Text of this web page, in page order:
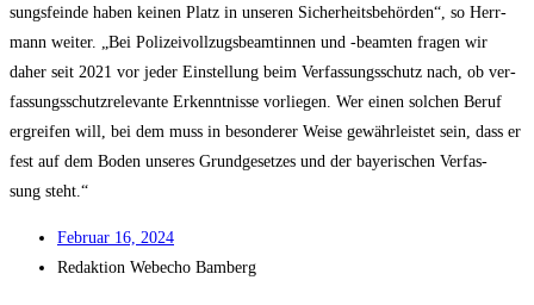
sungs­fein­de haben kei­nen Platz in unse­ren Sicher­heits­be­hör­den“, so Herr­
mann wei­ter. „Bei Poli­zei­voll­zugs­be­am­tin­nen und ‑beam­ten fra­gen wir
daher seit 2021 vor jeder Ein­stel­lung beim Ver­fas­sungs­schutz nach, ob ver­
fas­sungs­schutz­re­le­van­te Erkennt­nis­se vor­lie­gen. Wer einen sol­chen Beruf
ergrei­fen will, bei dem muss in beson­de­rer Wei­se gewähr­leis­tet sein, dass er
fest auf dem Boden unse­res Grund­ge­set­zes und der baye­ri­schen Ver­fas­
sung steht.“
Febru­ar 16, 2024
Redak­ti­on Web­echo Bamberg